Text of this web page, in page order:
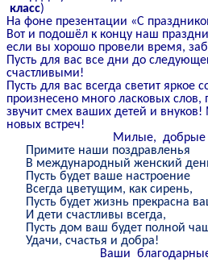
класс)
На фоне презентации «С
Вот и подошёл к концу наш
если вы хорошо провели время,
Пусть для вас все дни до
счастливыми!
Пусть для вас всегда светит яркое
произнесено много ласковых слов,
звучит смех ваших детей и
новых встреч!
Милые,
Примите наши поздравленья
В международный женский
Пусть будет ваше настроение
Всегда цветущим, как сирень,
Пусть будет жизнь прекрасна
И дети счастливы всегда,
Пусть дом ваш будет полной
Удачи, счастья и добра!
Ваши